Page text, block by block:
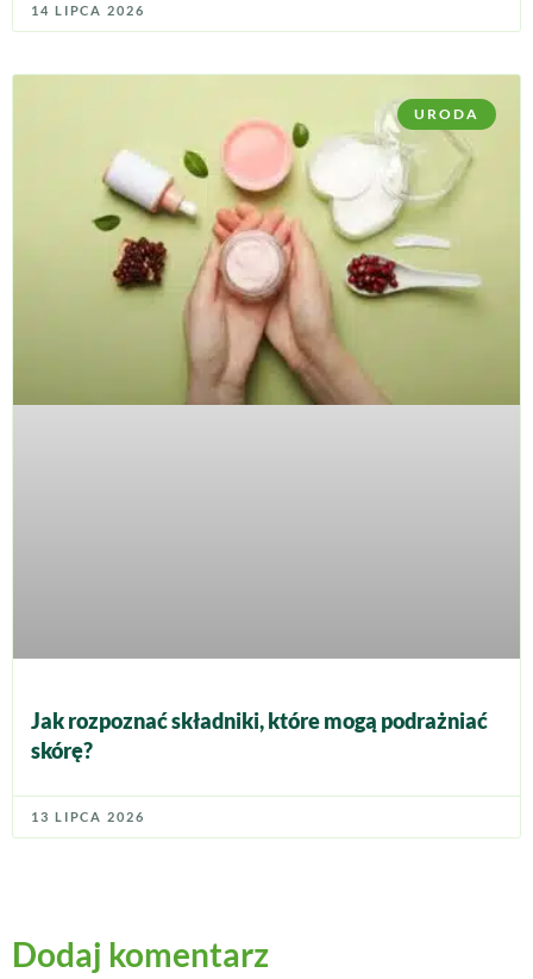
14 LIPCA 2026
URODA
Jak rozpoznać składniki, które mogą podrażniać
skórę?
13 LIPCA 2026
Dodaj komentarz